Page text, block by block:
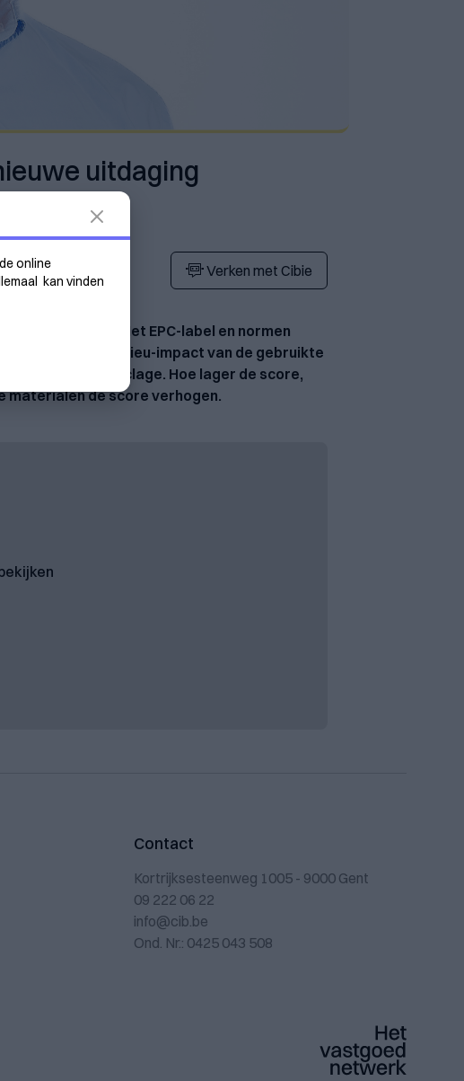
uitdaging
Verken met Cibie
wonen. Het EPC-label en normen
toevoegen: de milieu-impact van de gebruikte
en recyclage. Hoe lager de score,
materialen de score verhogen.
Contact
Kortrijksesteenweg 1005 - 9000 Gent
09 222 06 22
info@cib.be
Ond. Nr.: 0425 043 508
online
kan vinden